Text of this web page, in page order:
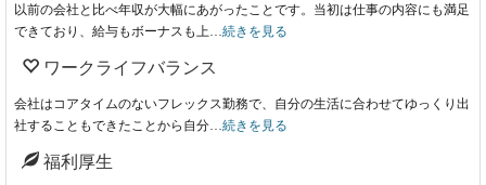
以前の会社と比べ年収が大幅にあがったことです。当初は仕事の内容にも満足
できており、給与もボーナスも上… 続きを見る
ワークライフバランス
会社はコアタイムのないフレックス勤務で、自分の生活に合わせてゆっくり出
社することもできたことから自分… 続きを見る
福利厚生